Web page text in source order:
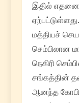
இதில் எதனைப்
மத்தியச்
செம்பிலான
நெகிரி
சங்கத்தின்
ஆனந்த கோபி